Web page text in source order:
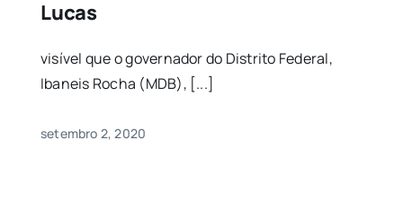
Lucas
visível que o governador do Distrito Federal,
Ibaneis Rocha (MDB), [...]
setembro 2, 2020